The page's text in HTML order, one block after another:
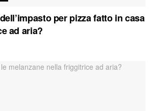
per pizza fatto in casa
ad aria?